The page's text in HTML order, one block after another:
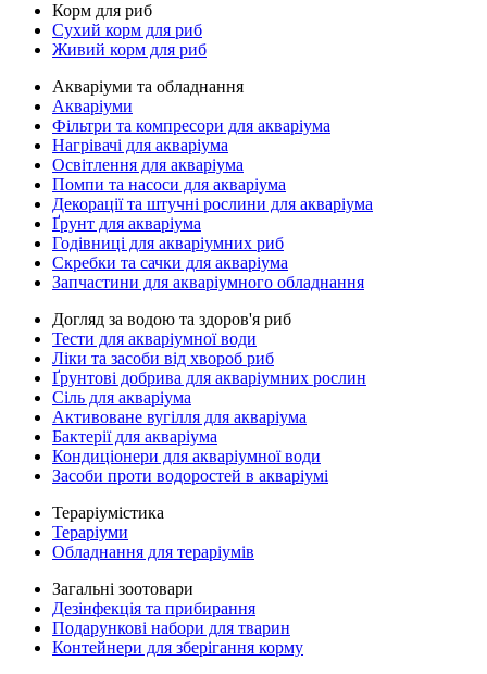
Корм для риб
Сухий корм для риб
Живий корм для риб
Акваріуми та обладнання
Акваріуми
Фільтри та компресори для акваріума
Нагрівачі для акваріума
Освітлення для акваріума
Помпи та насоси для акваріума
Декорації та штучні рослини для акваріума
Ґрунт для акваріума
Годівниці для акваріумних риб
Скребки та сачки для акваріума
Запчастини для акваріумного обладнання
Догляд за водою та здоров'я риб
Тести для акваріумної води
Ліки та засоби від хвороб риб
Ґрунтові добрива для акваріумних рослин
Сіль для акваріума
Активоване вугілля для акваріума
Бактерії для акваріума
Кондиціонери для акваріумної води
Засоби проти водоростей в акваріумі
Тераріумістика
Тераріуми
Обладнання для тераріумів
Загальні зоотовари
Дезінфекція та прибирання
Подарункові набори для тварин
Контейнери для зберігання корму